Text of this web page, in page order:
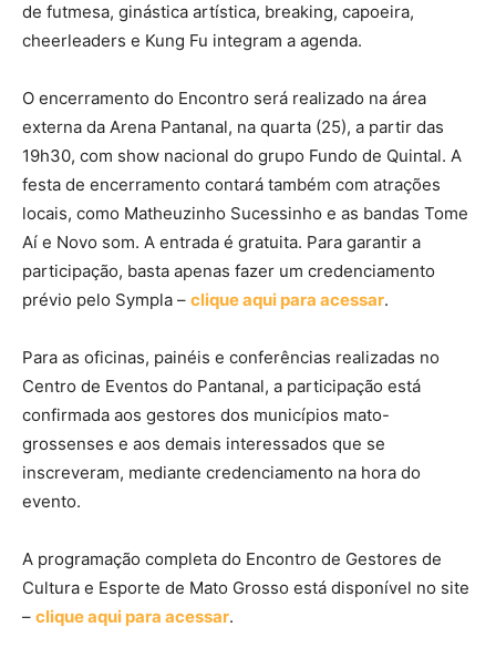
de futmesa, ginástica artística, breaking, capoeira,
cheerleaders e Kung Fu integram a agenda.
O encerramento do Encontro será realizado na área
externa da Arena Pantanal, na quarta (25), a partir das
19h30, com show nacional do grupo Fundo de Quintal. A
festa de encerramento contará também com atrações
locais, como Matheuzinho Sucessinho e as bandas Tome
Aí e Novo som. A entrada é gratuita. Para garantir a
participação, basta apenas fazer um credenciamento
prévio pelo Sympla – clique aqui para acessar.
Para as oficinas, painéis e conferências realizadas no
Centro de Eventos do Pantanal, a participação está
confirmada aos gestores dos municípios mato-
grossenses e aos demais interessados que se
inscreveram, mediante credenciamento na hora do
evento.
A programação completa do Encontro de Gestores de
Cultura e Esporte de Mato Grosso está disponível no site
– clique aqui para acessar.